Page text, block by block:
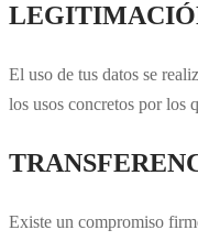
El uso de tus datos se
los usos concretos por los
Existe un compromiso